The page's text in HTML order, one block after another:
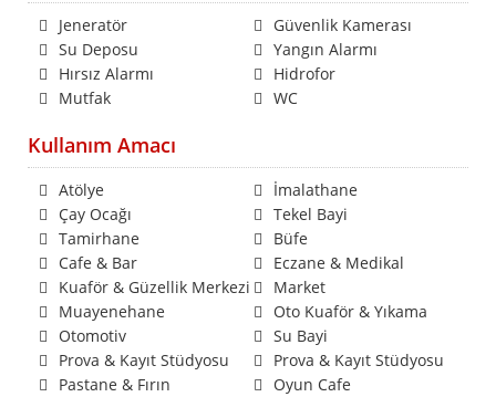
Jeneratör
Güvenlik Kamerası
Su Deposu
Yangın Alarmı
Hırsız Alarmı
Hidrofor
Mutfak
WC
Kullanım Amacı
Atölye
İmalathane
Çay Ocağı
Tekel Bayi
Tamirhane
Büfe
Cafe & Bar
Eczane & Medikal
Kuaför & Güzellik Merkezi
Market
Muayenehane
Oto Kuaför & Yıkama
Otomotiv
Su Bayi
Prova & Kayıt Stüdyosu
Prova & Kayıt Stüdyosu
Pastane & Fırın
Oyun Cafe